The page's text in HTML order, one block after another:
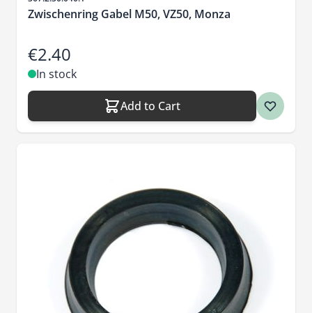
Zwischenring Gabel M50, VZ50, Monza
€2.40
In stock
Add to Cart